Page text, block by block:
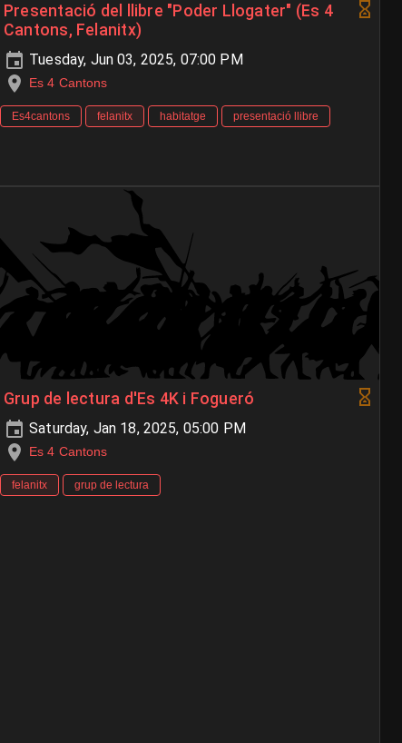
Presentació del llibre "Poder Llogater" (Es 4
Cantons, Felanitx)
Tuesday, Jun 03, 2025, 07:00 PM
Es 4 Cantons
Es4cantons felanitx habitatge presentació llibre
Grup de lectura d'Es 4K i Fogueró
Saturday, Jan 18, 2025, 05:00 PM
Es 4 Cantons
felanitx grup de lectura